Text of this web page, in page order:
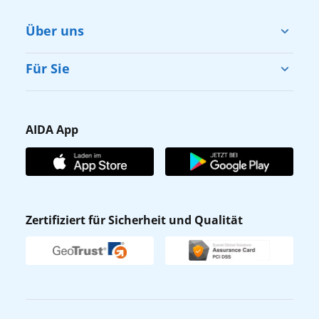
Über uns
Cruise & Help
Karriere
Affiliateprogramm
Verhaltens- & Ethikkodex
Newsletter
Für Sie
Gästefragebogen
AIDA Club
AIDA App
AIDA App
Zertifiziert für Sicherheit und Qualität